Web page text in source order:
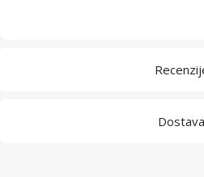
Dostava